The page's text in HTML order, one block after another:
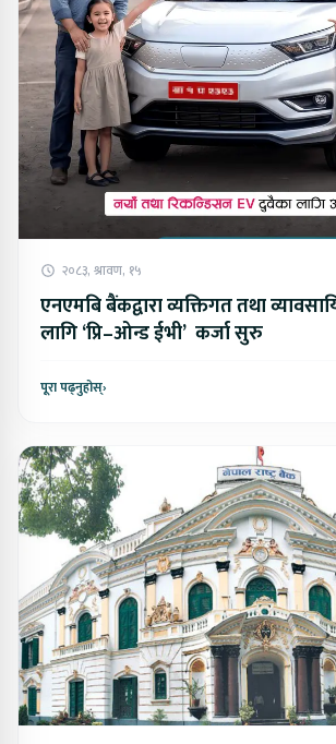
२०८३, श्रावण, १५
एनएमबि बैंकद्वारा व्यक्तिगत तथा
लागि ‘प्रि–ओन्ड ईभी’ कर्जा सुरु
पूरा पढ्नुहोस्›